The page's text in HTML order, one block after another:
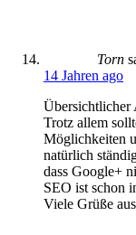
Torn
14 Jahren ago
Übersichtlicher
Trotz allem
Möglichkeiten
natürlich
dass Google+
SEO ist schon
Viele Grüße